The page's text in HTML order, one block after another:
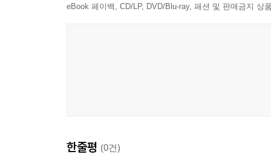
기계와 수술이 대신할 수 없는 것
eBook 페이백, CD/LP, DVD/Blu-ray, 패션 및 판매금지 상
한줄평 (0건)